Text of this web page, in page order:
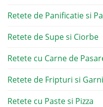
Retete de Panificatie si
Retete de Supe si Ciorbe
Retete cu Carne de
Retete de Fripturi si
Retete cu Paste si Pizza